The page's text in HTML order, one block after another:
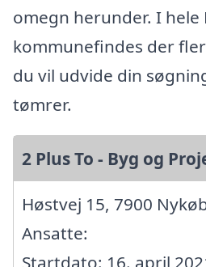
omegn herunder. I hele
kommunefindes der
du vil udvide din
tømrer.
2 Plus To - Byg og
Høstvej 15, 7900
Ansatte:
Startdato: 16. april